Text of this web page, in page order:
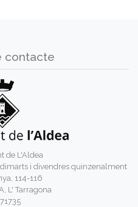
contacte
de L'Aldea
dimarts i divendres quinzenalment
114-116
L' Tarragona